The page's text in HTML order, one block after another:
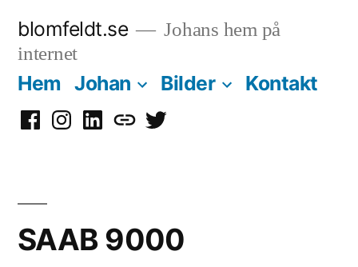
innehåll
blomfeldt.se
Johans hem på
internet
Hem Johan Bilder Kontakt
FacebookInstagram
LinkedInMastodon
Twitter
SAAB 9000